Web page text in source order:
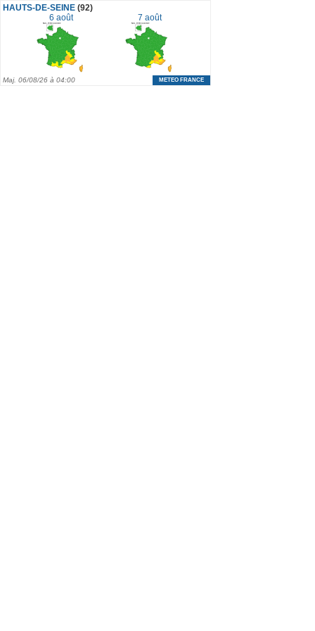
HAUTS-DE-SEINE (92)
6 août
7 août
Maj. 06/08/26 à 04:00